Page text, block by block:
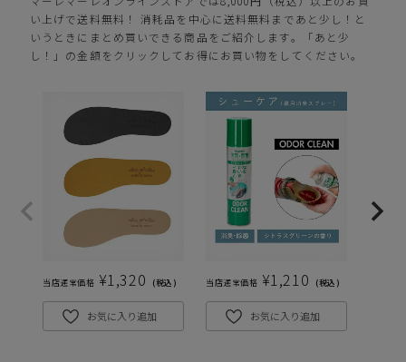
S(23.0cm)
在庫切れ —
L(24.0cm)
在庫切れ
LL(24.5cm)
残りわずか カートに入れる
3L(25.0cm)
在庫切れ —
い上げで送料無料！ 消耗品を中心に送料無料まであと少し！と
いうときにまとめ買いできる商品をご紹介します。「あと少
し！」の金額をクリックしてお得にお買い物をしてください。
当店通常価格 ¥1,320 税込
お気に入り追加
当店通常価格 ¥1,210 税込
お気に入り追加